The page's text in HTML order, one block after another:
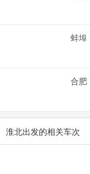
蚌埠
合肥
淮北出发的相关车次